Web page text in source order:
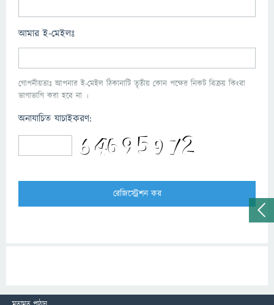
আমার ই-মেইলঃ
গোপনীয়তাঃ আপনার ই-মেইল ঠিকানাটি তৃতীয় কোন পক্ষের নিকট বিক্রয় কিংবা
ভাগাভাগি করা হবে না ।
অনাযাচিত যাচাইকরণ: